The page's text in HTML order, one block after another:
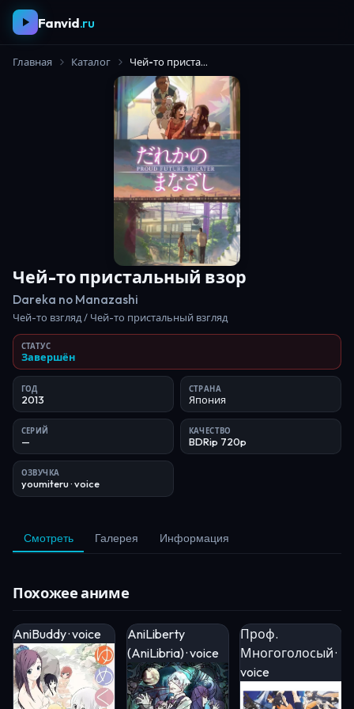
Fanvid.ru
Главная Каталог Чей-то пристальный взор
Чей-то пристальный взор
Dareka no Manazashi
Чей-то взгляд / Чей-то пристальный взгляд
СТАТУС
Завершён
ГОД
2013
СТРАНА
Япония
СЕРИЙ
—
КАЧЕСТВО
BDRip 720p
ОЗВУЧКА
youmiteru· voice
Смотреть Галерея Информация
Похожее аниме
AniBuddy · voice
AniLiberty
(AniLibria) · voice
Проф.
Многоголосый ·
voice